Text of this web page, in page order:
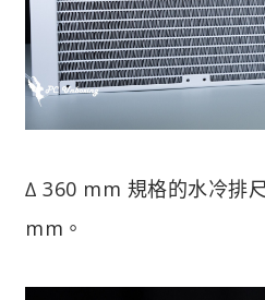
∆ 360 mm 規格的水冷排
mm。